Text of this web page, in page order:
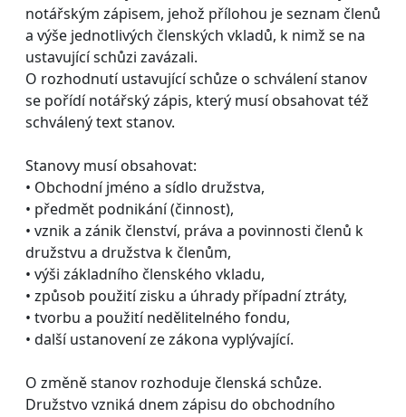
notářským zápisem, jehož přílohou je seznam členů
a výše jednotlivých členských vkladů, k nimž se na
ustavující schůzi zavázali.
O rozhodnutí ustavující schůze o schválení stanov
se pořídí notářský zápis, který musí obsahovat též
schválený text stanov.
Stanovy musí obsahovat:
• Obchodní jméno a sídlo družstva,
• předmět podnikání (činnost),
• vznik a zánik členství, práva a povinnosti členů k
družstvu a družstva k členům,
• výši základního členského vkladu,
• způsob použití zisku a úhrady případní ztráty,
• tvorbu a použití nedělitelného fondu,
• další ustanovení ze zákona vyplývající.
O změně stanov rozhoduje členská schůze.
Družstvo vzniká dnem zápisu do obchodního